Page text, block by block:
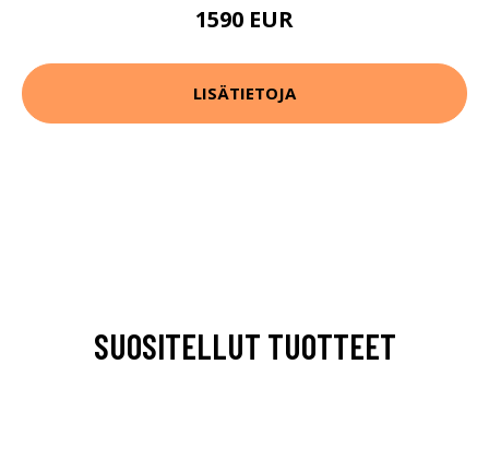
1590 EUR
LISÄTIETOJA
SUOSITELLUT TUOTTEET